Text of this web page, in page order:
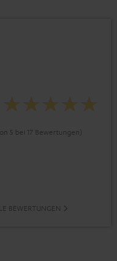
5 bei 17 Bewertungen)
BEWERTUNGEN